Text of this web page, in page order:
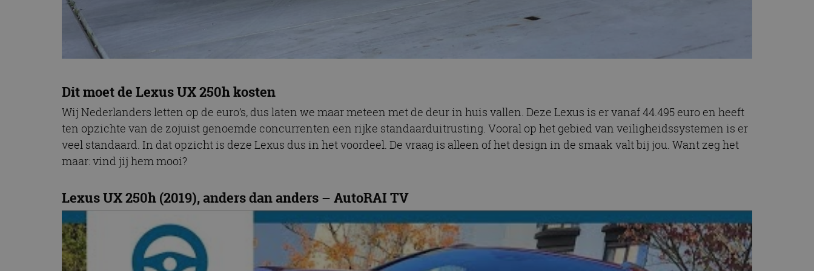
Dit moet de Lexus UX 250h kosten
Wij Nederlanders letten op de euro’s, dus laten we maar meteen met de deur in huis vallen. Deze Lexus is er vanaf 44.495 euro en heeft
ten opzichte van de zojuist genoemde concurrenten een rijke standaarduitrusting. Vooral op het gebied van veiligheidssystemen is er
veel standaard. In dat opzicht is deze Lexus dus in het voordeel. De vraag is alleen of het design in de smaak valt bij jou. Want zeg het
maar: vind jij hem mooi?
Lexus UX 250h (2019), anders dan anders – AutoRAI TV